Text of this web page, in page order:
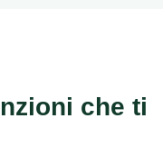
che ti